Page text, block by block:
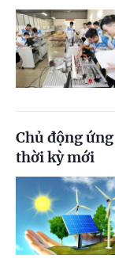
Chủ động
thời kỳ mới